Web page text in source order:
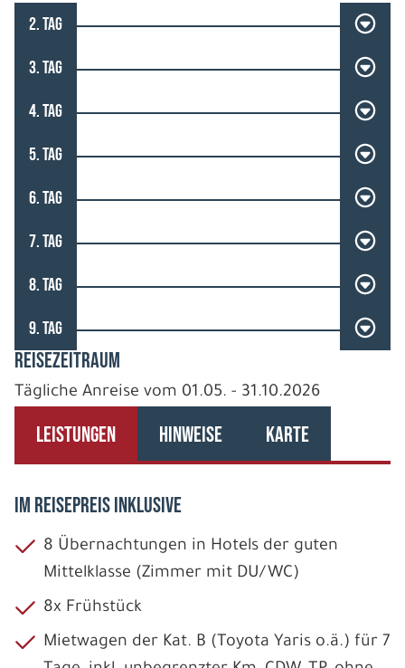
2. TAG
3. TAG
4. TAG
5. TAG
6. TAG
7. TAG
8. TAG
9. TAG
REISEZEITRAUM
Tägliche Anreise vom 01.05. - 31.10.2026
LEISTUNGEN HINWEISE KARTE
IM REISEPREIS INKLUSIVE
8 Übernachtungen in Hotels der guten
Mittelklasse (Zimmer mit DU/WC)
8x Frühstück
Mietwagen der Kat. B (Toyota Yaris o.ä.) für 7